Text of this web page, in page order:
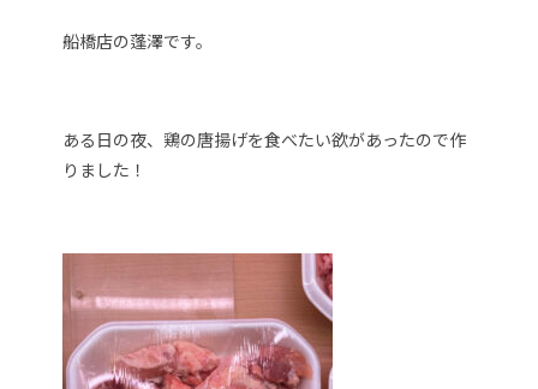
船橋店の蓬澤です。
ある日の夜、鶏の唐揚げを食べたい欲があったので作
りました！